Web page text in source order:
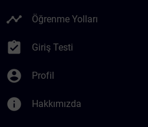
timeline Öğrenme Yolları
assignment_turned_in Giriş Testi
account_circle Profil
info Hakkımızda